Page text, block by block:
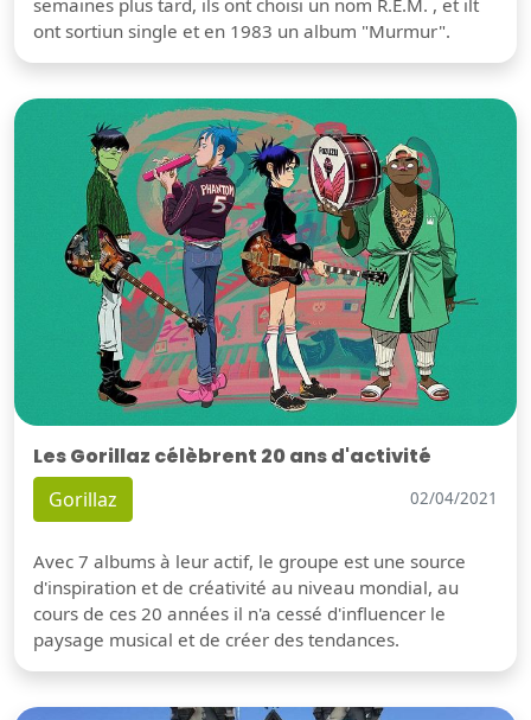
ont sortiun single et en 1983 un album "Murmur".
Les Gorillaz célèbrent 20 ans d'activité
Gorillaz 02/04/2021
Avec 7 albums à leur actif, le groupe est une source
d'inspiration et de créativité au niveau mondial, au
cours de ces 20 années il n'a cessé d'influencer le
paysage musical et de créer des tendances.